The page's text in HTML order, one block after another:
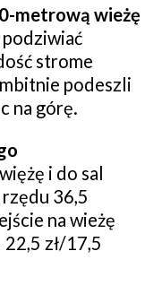
metrową wieżę
podziwiać
strome
podeszli
na górę.
i do sal
36,5
na wieżę
zł/17,5